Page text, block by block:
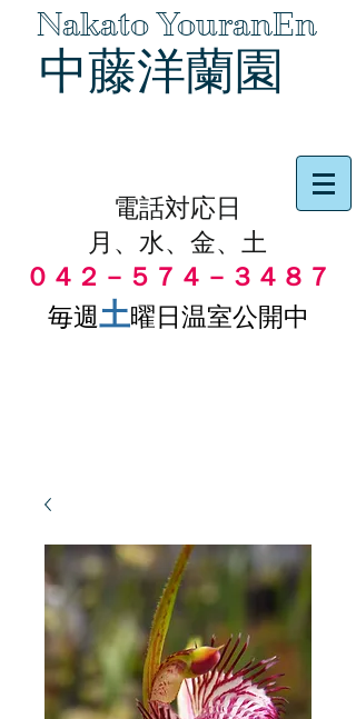
Nakato YouranEn
中藤洋蘭園
電話対応日
月、水、金、土
０４２－５７４－３４８７
毎週土曜日温室公開中